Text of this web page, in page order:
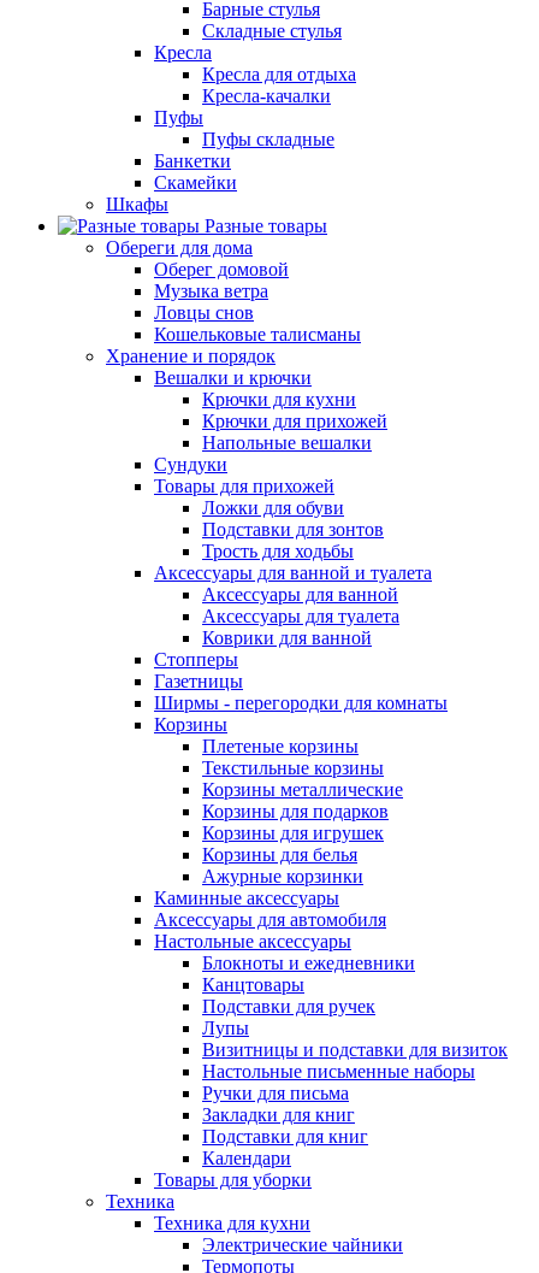
Барные стулья
Складные стулья
Кресла
Кресла для отдыха
Кресла-качалки
Пуфы
Пуфы складные
Банкетки
Скамейки
Шкафы
Разные товары
Обереги для дома
Оберег домовой
Музыка ветра
Ловцы снов
Кошельковые талисманы
Хранение и порядок
Вешалки и крючки
Крючки для кухни
Крючки для прихожей
Напольные вешалки
Сундуки
Товары для прихожей
Ложки для обуви
Подставки для зонтов
Трость для ходьбы
Аксессуары для ванной и туалета
Аксессуары для ванной
Аксессуары для туалета
Коврики для ванной
Стопперы
Газетницы
Ширмы - перегородки для комнаты
Корзины
Плетеные корзины
Текстильные корзины
Корзины металлические
Корзины для подарков
Корзины для игрушек
Корзины для белья
Ажурные корзинки
Каминные аксессуары
Аксессуары для автомобиля
Настольные аксессуары
Блокноты и ежедневники
Канцтовары
Подставки для ручек
Лупы
Визитницы и подставки для визиток
Настольные письменные наборы
Ручки для письма
Закладки для книг
Подставки для книг
Календари
Товары для уборки
Техника
Техника для кухни
Электрические чайники
Термопоты